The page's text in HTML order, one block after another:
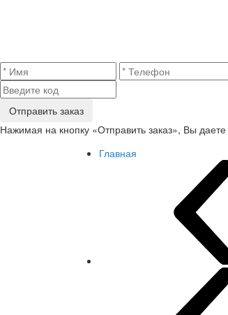
Отправить заказ
Нажимая на кнопку «Отправить заказ», Вы даете
Главная